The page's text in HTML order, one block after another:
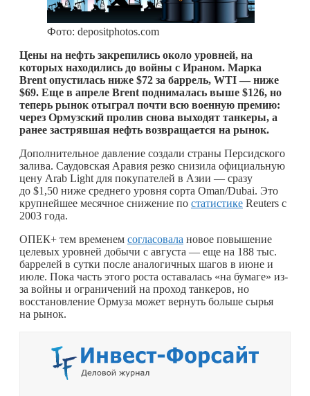
Фото: depositphotos.com
Цены на нефть закрепились около уровней, на
которых находились до войны с Ираном. Марка
Brent опустилась ниже $72 за баррель, WTI — ниже
$69. Еще в апреле Brent поднималась выше $126, но
теперь рынок отыграл почти всю военную премию:
через Ормузский пролив снова выходят танкеры, а
ранее застрявшая нефть возвращается на рынок.
Дополнительное давление создали страны Персидского
залива. Саудовская Аравия резко снизила официальную
цену Arab Light для покупателей в Азии — сразу
до $1,50 ниже среднего уровня сорта Oman/Dubai. Это
крупнейшее месячное снижение по статистике Reuters с
2003 года.
ОПЕК+ тем временем согласовала новое повышение
целевых уровней добычи с августа — еще на 188 тыс.
баррелей в сутки после аналогичных шагов в июне и
июле. Пока часть этого роста оставалась «на бумаге» из-
за войны и ограничений на проход танкеров, но
восстановление Ормуза может вернуть больше сырья
на рынок.